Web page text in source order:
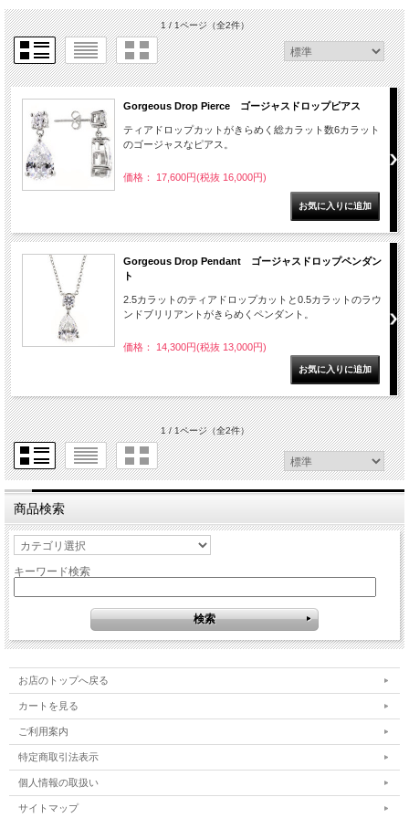
1 / 1ページ（全2件）
Gorgeous Drop Pierce ゴージャスドロップピアス
ティアドロップカットがきらめく総カラット数6カラット
のゴージャスなピアス。
価格： 17,600円(税抜 16,000円)
Gorgeous Drop Pendant ゴージャスドロップペンダン
ト
2.5カラットのティアドロップカットと0.5カラットのラウ
ンドブリリアントがきらめくペンダント。
価格： 14,300円(税抜 13,000円)
1 / 1ページ（全2件）
商品検索
キーワード検索
お店のトップへ戻る
カートを見る
ご利用案内
特定商取引法表示
個人情報の取扱い
サイトマップ